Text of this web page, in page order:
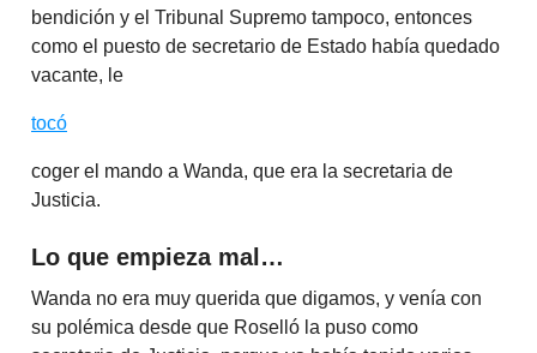
bendición y el Tribunal Supremo tampoco, entonces
como el puesto de secretario de Estado había quedado
vacante, le
tocó
coger el mando a Wanda, que era la secretaria de
Justicia.
Lo que empieza mal…
Wanda no era muy querida que digamos, y venía con
su polémica desde que Roselló la puso como